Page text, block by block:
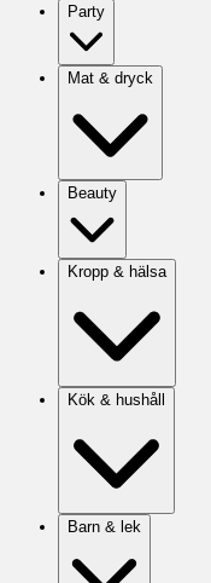
Party
Mat & dryck
Beauty
Kropp & hälsa
Kök & hushåll
Barn & lek